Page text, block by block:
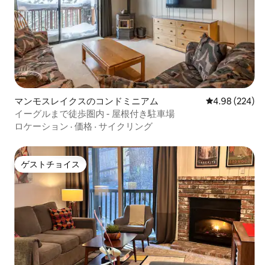
マンモスレイクスのコンドミニアム レビュー224
4.98 (224)
イーグルまで徒歩圏内 - 屋根付き駐車場
ロケーション · 価格 · サイクリング
ゲストチョイス
ゲストチョイス